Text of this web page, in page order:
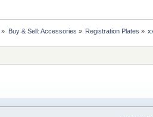
» Buy & Sell: Accessories » Registration Plates »